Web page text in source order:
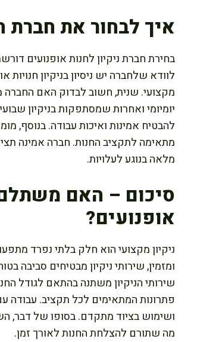
איך לבחור את חברת
בחירת חברת ניקיון לחנות אופנועים
לוודא שלחברה יש ניסיון בניקיון
מקצועי. שנית, חשוב לבדוק האם החברה
יומיומי ואחרות שמסתפקות בניקיון
להבטיח אמינות ואיכות עבודה. בנוסף,
מתאימה לתקציב החנות. חברה אמינה
מלאה בנוגע לעלויות.
סיכום – האם משתלם
אופנועים?
ניקיון מקצועי הוא חלק בלתי נפרד
ומזמין, שירותי ניקיון מבטיחים סביבה
שירותי הניקיון משתנה בהתאם לגודל
פתרונות המתאימים לכל תקציב. עבודה
ושימוש בציוד מתקדם. בסופו של דבר,
מה שתורם להצלחת החנות לאורך זמן.